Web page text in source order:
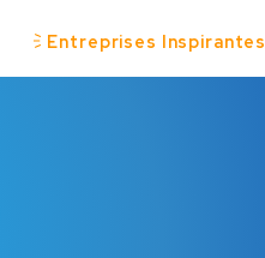
Entreprises Inspirantes